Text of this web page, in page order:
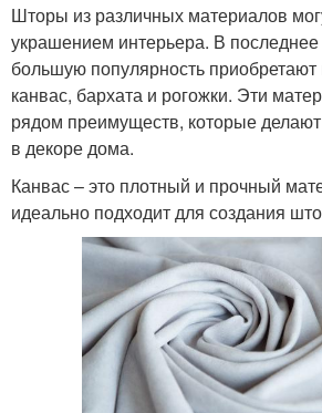
Шторы из различных материалов
украшением интерьера. В
большую популярность
канвас, бархата и рогожки. Эти
рядом преимуществ, которые
в декоре дома.
Канвас – это плотный и прочный
идеально подходит для создания